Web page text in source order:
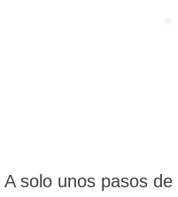
A solo unos pasos